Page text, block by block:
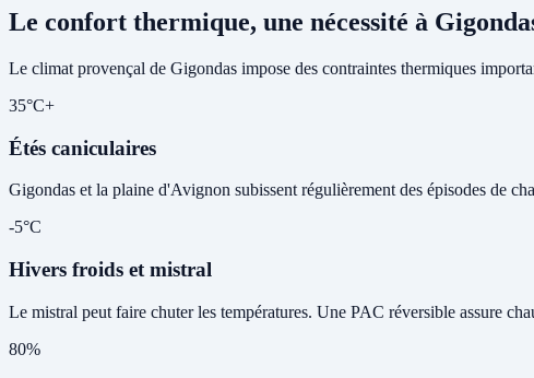
Le confort thermique, une nécessité à
Le climat provençal de Gigondas impose des contraintes thermiques
35°C+
Étés caniculaires
Gigondas et la plaine d'Avignon subissent régulièrement des épisodes de
-5°C
Hivers froids et mistral
Le mistral peut faire chuter les températures. Une PAC réversible assure
80%